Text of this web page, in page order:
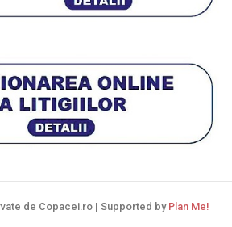
de Copacei.ro | Supported by Plan Me!